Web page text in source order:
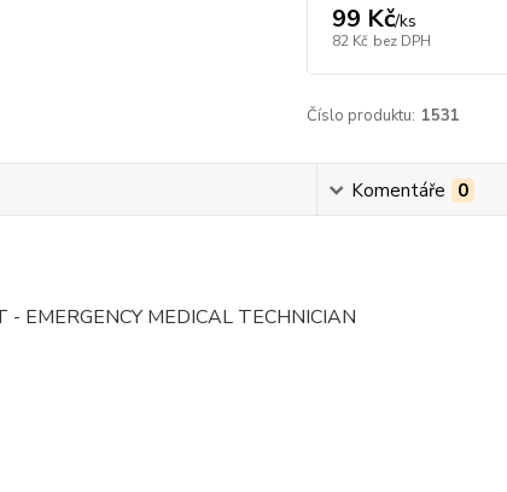
99 Kč/ks
82 Kč bez DPH
Číslo produktu: 1531
Komentáře 0
- EMERGENCY MEDICAL TECHNICIAN